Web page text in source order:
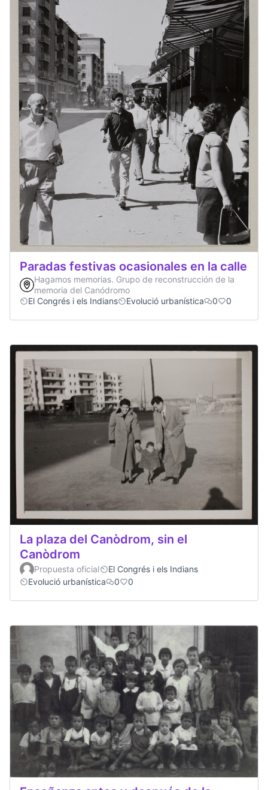
Paradas festivas ocasionales en la calle
Hagamos memorias. Grupo de reconstrucción de la
memoria del Canódromo
El Congrés i els Indians
Evolució urbanística 0 0
La plaza del Canòdrom, sin el
Canòdrom
Propuesta oficial
El Congrés i els Indians
Evolució urbanística
0 0